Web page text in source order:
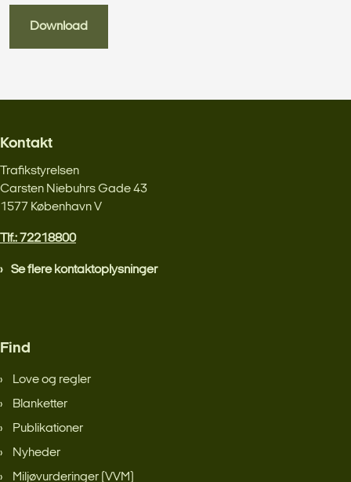
Download
Kontakt
Trafikstyrelsen
Carsten Niebuhrs Gade 43
1577 København V
Tlf.: 72218800
Se flere kontaktoplysninger
Find
Love og regler
Blanketter
Publikationer
Nyheder
Miljøvurderinger (VVM)